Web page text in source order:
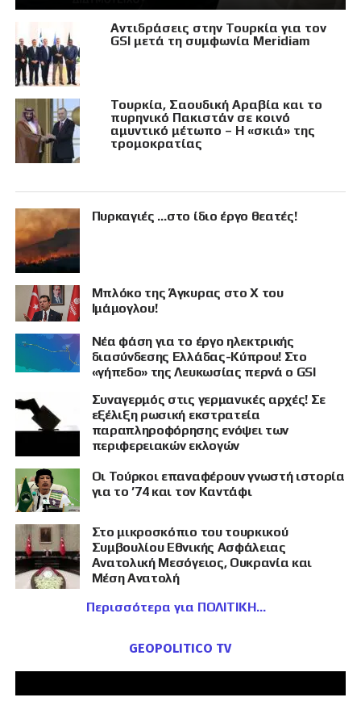
Αντιδράσεις στην Τουρκία για τον
GSI μετά τη συμφωνία Meridiam
Τουρκία, Σαουδική Αραβία και το
πυρηνικό Πακιστάν σε κοινό
αμυντικό μέτωπο – Η «σκιά» της
τρομοκρατίας
Πυρκαγιές …στο ίδιο έργο θεατές!
Μπλόκο της Άγκυρας στο X του
Ιμάμογλου!
Νέα φάση για το έργο ηλεκτρικής
διασύνδεσης Ελλάδας-Κύπρου! Στο
«γήπεδο» της Λευκωσίας περνά ο GSI
Συναγερμός στις γερμανικές αρχές! Σε
εξέλιξη ρωσική εκστρατεία
παραπληροφόρησης ενόψει των
περιφερειακών εκλογών
Οι Τούρκοι επαναφέρουν γνωστή ιστορία
για το ’74 και τον Καντάφι
Στο μικροσκόπιο του τουρκικού
Συμβουλίου Εθνικής Ασφάλειας
Ανατολική Μεσόγειος, Ουκρανία και
Μέση Ανατολή
Περισσότερα για ΠΟΛΙΤΙΚΗ
GEOPOLITICO TV